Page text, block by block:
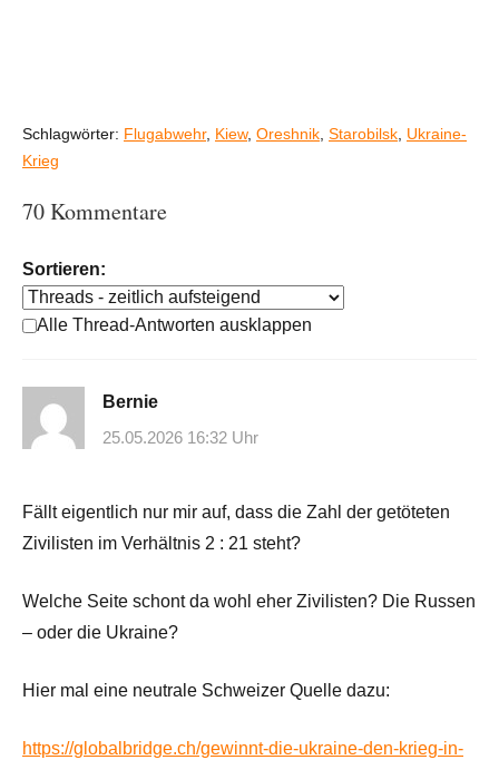
Schlagwörter: Flugabwehr, Kiew, Oreshnik, Starobilsk, Ukraine-
Krieg
70 Kommentare
Sortieren:
Alle Thread-Antworten ausklappen
Bernie
25.05.2026 16:32 Uhr
Fällt eigentlich nur mir auf, dass die Zahl der getöteten
Zivilisten im Verhältnis 2 : 21 steht?
Welche Seite schont da wohl eher Zivilisten? Die Russen
– oder die Ukraine?
Hier mal eine neutrale Schweizer Quelle dazu:
https://globalbridge.ch/gewinnt-die-ukraine-den-krieg-in-